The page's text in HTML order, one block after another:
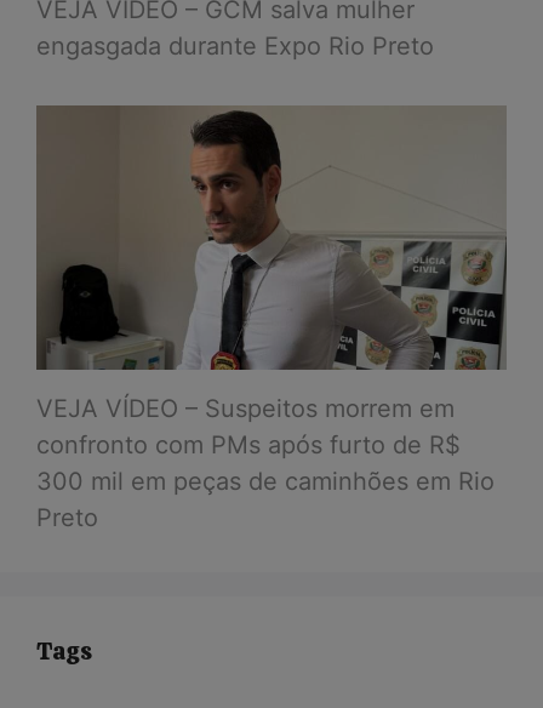
VEJA VÍDEO – GCM salva mulher
engasgada durante Expo Rio Preto
VEJA VÍDEO – Suspeitos morrem em
confronto com PMs após furto de R$
300 mil em peças de caminhões em Rio
Preto
Tags